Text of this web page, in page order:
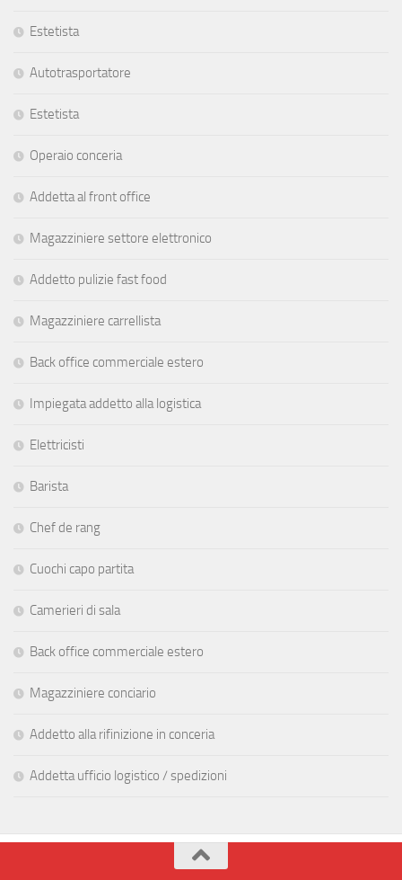
Estetista
Autotrasportatore
Estetista
Operaio conceria
Addetta al front office
Magazziniere settore elettronico
Addetto pulizie fast food
Magazziniere carrellista
Back office commerciale estero
Impiegata addetto alla logistica
Elettricisti
Barista
Chef de rang
Cuochi capo partita
Camerieri di sala
Back office commerciale estero
Magazziniere conciario
Addetto alla rifinizione in conceria
Addetta ufficio logistico / spedizioni